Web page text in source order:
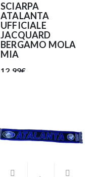
SCIARPA
ATALANTA
UFFICIALE
JACQUARD
BERGAMO MOLA
MIA
12.99€